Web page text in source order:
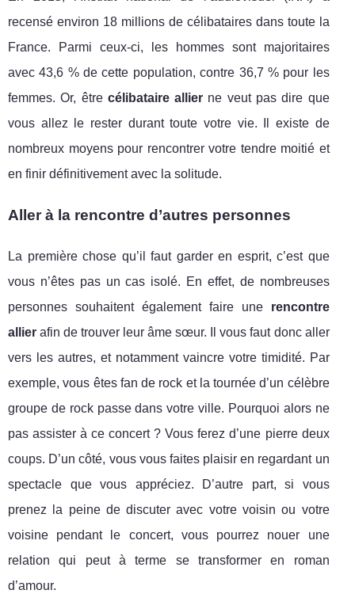
recensé environ 18 millions de célibataires dans toute la
France. Parmi ceux-ci, les hommes sont majoritaires
avec 43,6 % de cette population, contre 36,7 % pour les
femmes. Or, être célibataire allier ne veut pas dire que
vous allez le rester durant toute votre vie. Il existe de
nombreux moyens pour rencontrer votre tendre moitié et
en finir définitivement avec la solitude.
Aller à la rencontre d’autres personnes
La première chose qu’il faut garder en esprit, c’est que
vous n’êtes pas un cas isolé. En effet, de nombreuses
personnes souhaitent également faire une rencontre
allier afin de trouver leur âme sœur. Il vous faut donc aller
vers les autres, et notamment vaincre votre timidité. Par
exemple, vous êtes fan de rock et la tournée d’un célèbre
groupe de rock passe dans votre ville. Pourquoi alors ne
pas assister à ce concert ? Vous ferez d’une pierre deux
coups. D’un côté, vous vous faites plaisir en regardant un
spectacle que vous appréciez. D’autre part, si vous
prenez la peine de discuter avec votre voisin ou votre
voisine pendant le concert, vous pourrez nouer une
relation qui peut à terme se transformer en roman
d’amour.